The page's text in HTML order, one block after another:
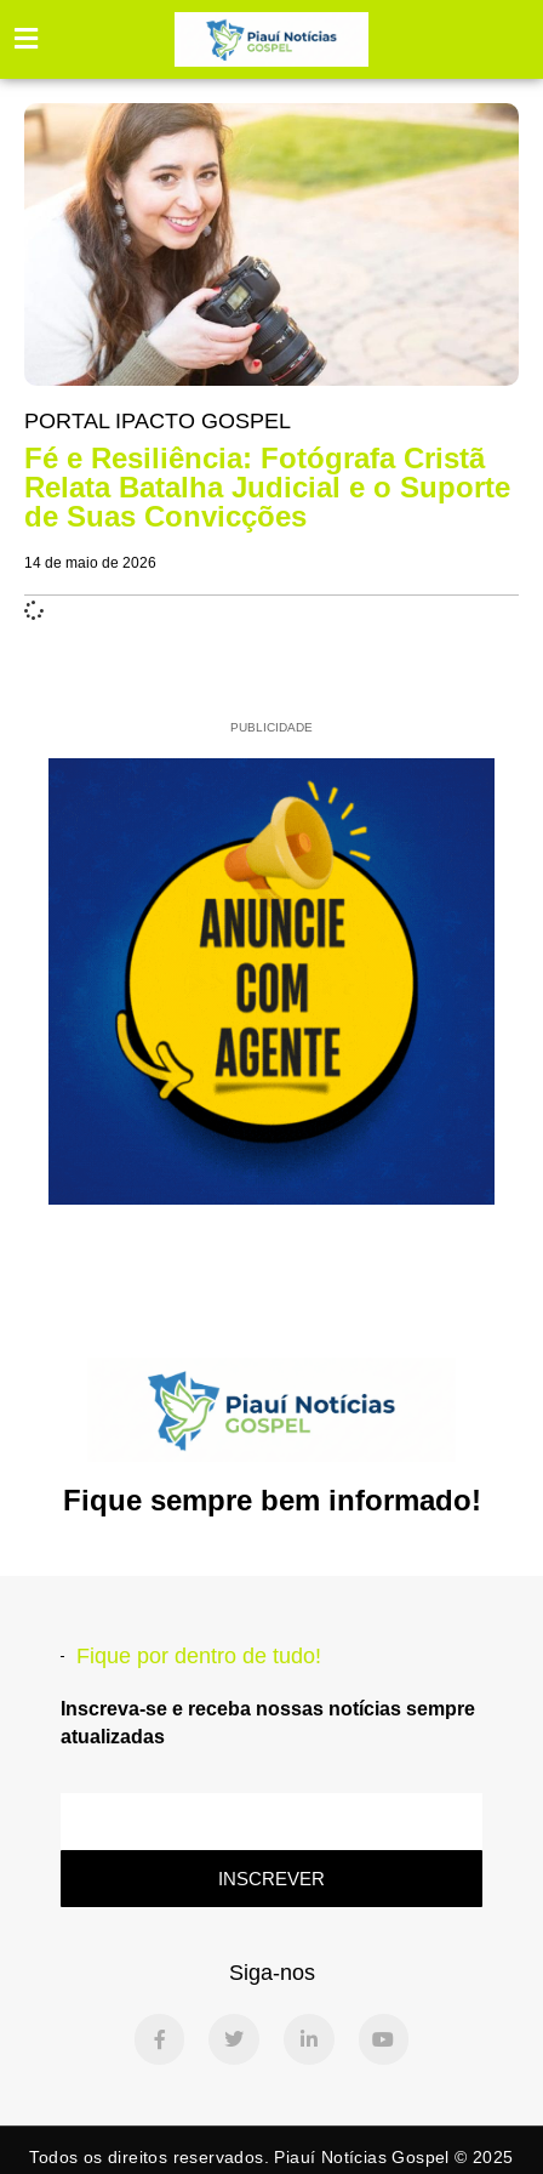
PORTAL IPACTO GOSPEL
Fé e Resiliência: Fotógrafa Cristã
Relata Batalha Judicial e o Suporte
de Suas Convicções
14 de maio de 2026
PUBLICIDADE
Fique sempre bem informado!
Fique por dentro de tudo!
Inscreva-se e receba nossas notícias sempre
atualizadas
INSCREVER
Siga-nos
Todos os direitos reservados. Piauí Notícias Gospel © 2025